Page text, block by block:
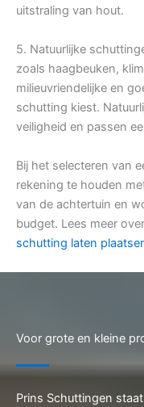
uitstraling van hout.
5. Natuurlijke
zoals haagbeuken,
milieuvriendelijke en
schutting kiest.
veiligheid en passen
Bij het selecteren van
rekening te houden
van de achtertuin en
budget. Lees meer
schutting laten
Voor grote en kleine
Prins Schuttingen